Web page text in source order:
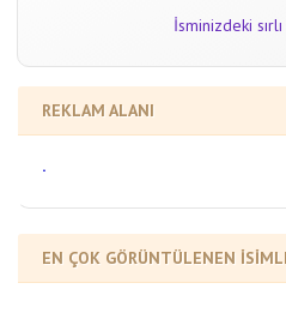
İsminizdeki
REKLAM ALANI
.
EN ÇOK GÖRÜNTÜLENEN